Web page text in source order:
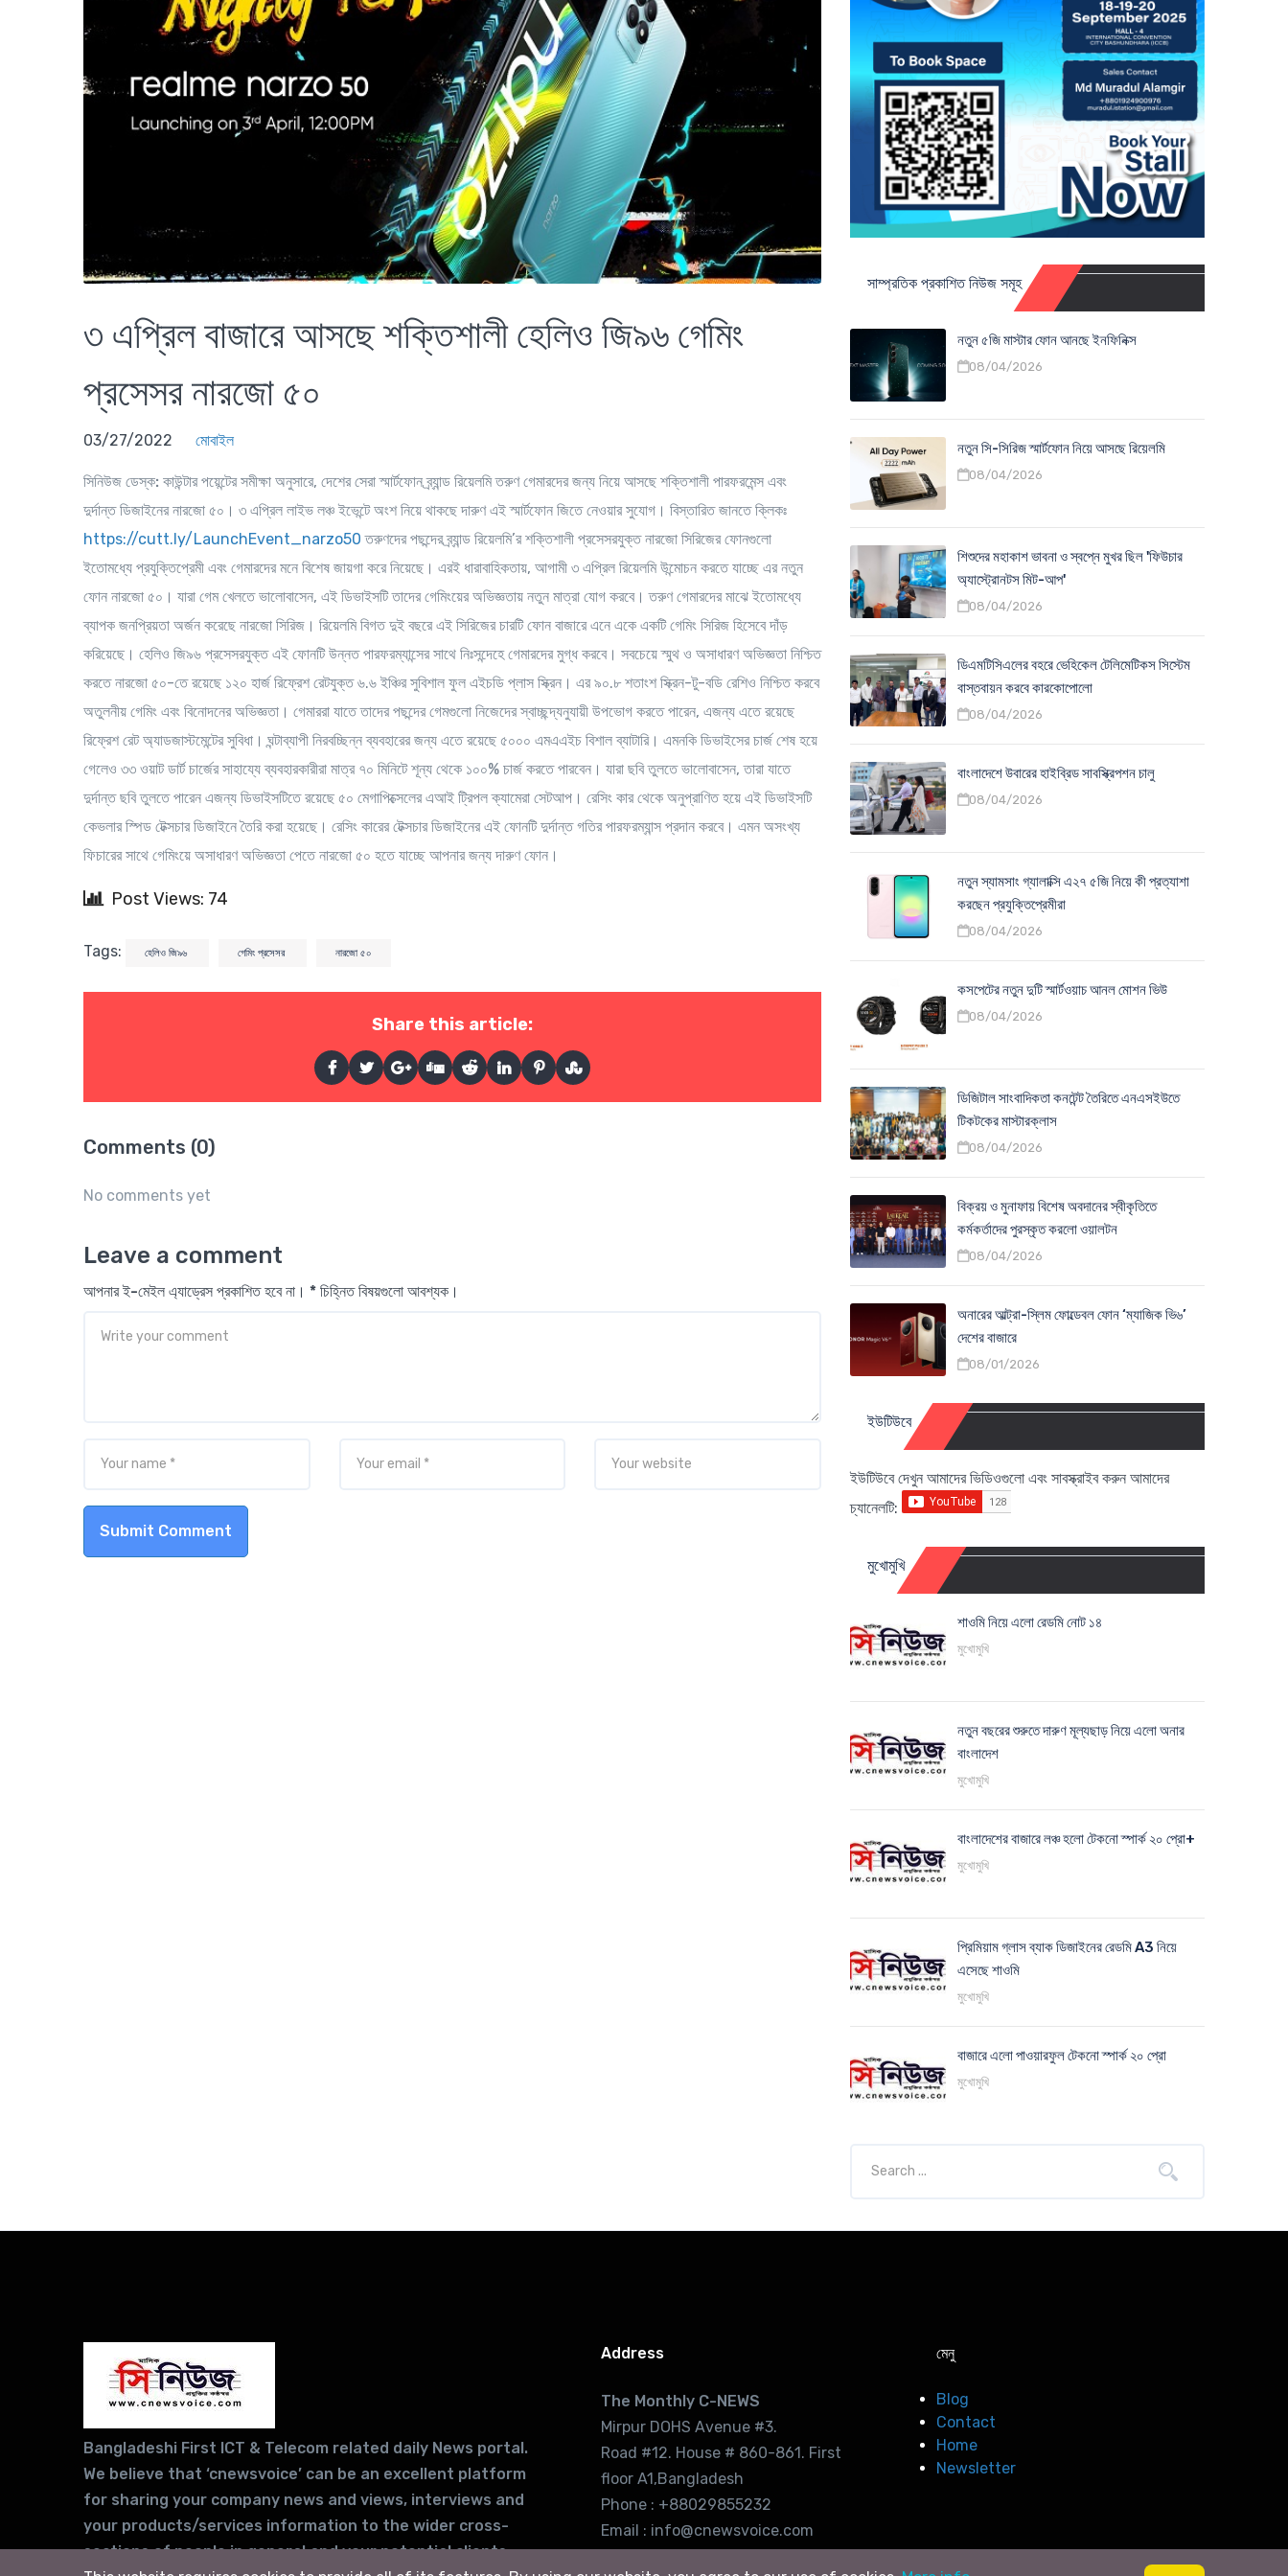
৩ এপ্রিল বাজারে আসছে শক্তিশালী হেলিও জি৯৬ গেমিং
প্রসেসর নারজো ৫০
03/27/2022 মোবাইল
সিনিউজ ডেস্ক: কাউন্টার পয়েন্টের সমীক্ষা অনুসারে, দেশের সেরা স্মার্টফোন ব্র্যান্ড রিয়েলমি তরুণ গেমারদের জন্য নিয়ে আসছে শক্তিশালী পারফরমেন্স এবং
দুর্দান্ত ডিজাইনের নারজো ৫০। ৩ এপ্রিল লাইভ লঞ্চ ইভেন্টে অংশ নিয়ে থাকছে দারুণ এই স্মার্টফোন জিতে নেওয়ার সুযোগ। বিস্তারিত জানতে ক্লিকঃ
https://cutt.ly/LaunchEvent_narzo50 তরুণদের পছন্দের ব্র্যান্ড রিয়েলমি’র শক্তিশালী প্রসেসরযুক্ত নারজো সিরিজের ফোনগুলো
ইতোমধ্যে প্রযুক্তিপ্রেমী এবং গেমারদের মনে বিশেষ জায়গা করে নিয়েছে। এরই ধারাবাহিকতায়, আগামী ৩ এপ্রিল রিয়েলমি উন্মোচন করতে যাচ্ছে এর নতুন
ফোন নারজো ৫০। যারা গেম খেলতে ভালোবাসেন, এই ডিভাইসটি তাদের গেমিংয়ের অভিজ্ঞতায় নতুন মাত্রা যোগ করবে। তরুণ গেমারদের মাঝে ইতোমধ্যে
ব্যাপক জনপ্রিয়তা অর্জন করেছে নারজো সিরিজ। রিয়েলমি বিগত দুই বছরে এই সিরিজের চারটি ফোন বাজারে এনে একে একটি গেমিং সিরিজ হিসেবে দাঁড়
করিয়েছে। হেলিও জি৯৬ প্রসেসরযুক্ত এই ফোনটি উন্নত পারফরম্যান্সের সাথে নিঃসন্দেহে গেমারদের মুগ্ধ করবে। সবচেয়ে স্মুথ ও অসাধারণ অভিজ্ঞতা নিশ্চিত
করতে নারজো ৫০-তে রয়েছে ১২০ হার্জ রিফ্রেশ রেটযুক্ত ৬.৬ ইঞ্চির সুবিশাল ফুল এইচডি প্লাস স্ক্রিন। এর ৯০.৮ শতাংশ স্ক্রিন-টু-বডি রেশিও নিশ্চিত করবে
অতুলনীয় গেমিং এবং বিনোদনের অভিজ্ঞতা। গেমাররা যাতে তাদের পছন্দের গেমগুলো নিজেদের স্বাচ্ছন্দ্যনুযায়ী উপভোগ করতে পারেন, এজন্য এতে রয়েছে
রিফ্রেশ রেট অ্যাডজাস্টমেন্টের সুবিধা। ঘন্টাব্যাপী নিরবচ্ছিন্ন ব্যবহারের জন্য এতে রয়েছে ৫০০০ এমএএইচ বিশাল ব্যাটারি। এমনকি ডিভাইসের চার্জ শেষ হয়ে
গেলেও ৩৩ ওয়াট ডার্ট চার্জের সাহায্যে ব্যবহারকারীরা মাত্র ৭০ মিনিটে শূন্য থেকে ১০০% চার্জ করতে পারবেন। যারা ছবি তুলতে ভালোবাসেন, তারা যাতে
দুর্দান্ত ছবি তুলতে পারেন এজন্য ডিভাইসটিতে রয়েছে ৫০ মেগাপিক্সেলের এআই ট্রিপল ক্যামেরা সেটআপ। রেসিং কার থেকে অনুপ্রাণিত হয়ে এই ডিভাইসটি
কেভলার স্পিড টেক্সচার ডিজাইনে তৈরি করা হয়েছে। রেসিং কারের টেক্সচার ডিজাইনের এই ফোনটি দুর্দান্ত গতির পারফরম্যান্স প্রদান করবে। এমন অসংখ্য
ফিচারের সাথে গেমিংয়ে অসাধারণ অভিজ্ঞতা পেতে নারজো ৫০ হতে যাচ্ছে আপনার জন্য দারুণ ফোন।
Post Views: 74
Tags: হেলিও জি৯৬ গেমিং প্রসেসর নারজো ৫০
Share this article:
Comments (0)
No comments yet
Leave a comment
আপনার ই-মেইল এ্যাড্রেস প্রকাশিত হবে না। * চিহ্নিত বিষয়গুলো আবশ্যক।
Submit Comment
সাম্প্রতিক প্রকাশিত নিউজ সমূহ
নতুন ৫জি মাস্টার ফোন আনছে ইনফিনিক্স
08/04/2026
নতুন সি-সিরিজ স্মার্টফোন নিয়ে আসছে রিয়েলমি
08/04/2026
শিশুদের মহাকাশ ভাবনা ও স্বপ্নে মুখর ছিল 'ফিউচার
অ্যাস্ট্রোনটস মিট-আপ'
08/04/2026
ডিএমটিসিএলের বহরে ভেহিকেল টেলিমেটিকস সিস্টেম
বাস্তবায়ন করবে কারকোপোলো
08/04/2026
বাংলাদেশে উবারের হাইব্রিড সাবস্ক্রিপশন চালু
08/04/2026
নতুন স্যামসাং গ্যালাক্সি এ২৭ ৫জি নিয়ে কী প্রত্যাশা
করছেন প্রযুক্তিপ্রেমীরা
08/04/2026
কসপেটের নতুন দুটি স্মার্টওয়াচ আনল মোশন ভিউ
08/04/2026
ডিজিটাল সাংবাদিকতা কনটেন্ট তৈরিতে এনএসইউতে
টিকটকের মাস্টারক্লাস
08/04/2026
বিক্রয় ও মুনাফায় বিশেষ অবদানের স্বীকৃতিতে
কর্মকর্তাদের পুরস্কৃত করলো ওয়ালটন
08/04/2026
অনারের আল্ট্রা-স্লিম ফোল্ডেবল ফোন ‘ম্যাজিক ভি৬’
দেশের বাজারে
08/01/2026
ইউটিউবে
ইউটিউবে দেখুন আমাদের ভিডিওগুলো এবং সাবস্ক্রাইব করুন আমাদের
চ্যানেলটি:
মুখোমুখি
শাওমি নিয়ে এলো রেডমি নোট ১৪
মুখোমুখি
নতুন বছরের শুরুতে দারুণ মূল্যছাড় নিয়ে এলো অনার
বাংলাদেশ
মুখোমুখি
বাংলাদেশের বাজারে লঞ্চ হলো টেকনো স্পার্ক ২০ প্রো+
মুখোমুখি
প্রিমিয়াম গ্লাস ব্যাক ডিজাইনের রেডমি A3 নিয়ে
এসেছে শাওমি
মুখোমুখি
বাজারে এলো পাওয়ারফুল টেকনো স্পার্ক ২০ প্রো
মুখোমুখি
Bangladeshi First ICT & Telecom related daily News portal.
We believe that ‘cnewsvoice’ can be an excellent platform
for sharing your company news and views, interviews and
your products/services information to the wider cross-
sections of people in general and your potential clients
Address
The Monthly C-NEWS
Mirpur DOHS Avenue #3.
Road #12. House # 860-861. First
floor A1,Bangladesh
Phone : +88029855232
Email : info@cnewsvoice.com
মেনু
Blog
Contact
Home
Newsletter